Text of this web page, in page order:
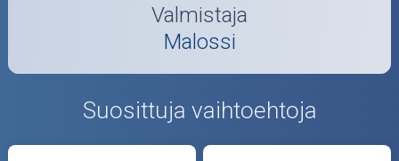
Valmistaja
Malossi
Suosittuja vaihtoehtoja